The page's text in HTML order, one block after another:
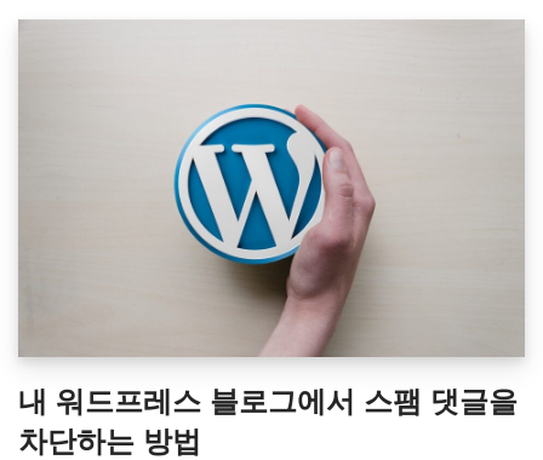
내 워드프레스 블로그에서 스팸 댓글을
차단하는 방법